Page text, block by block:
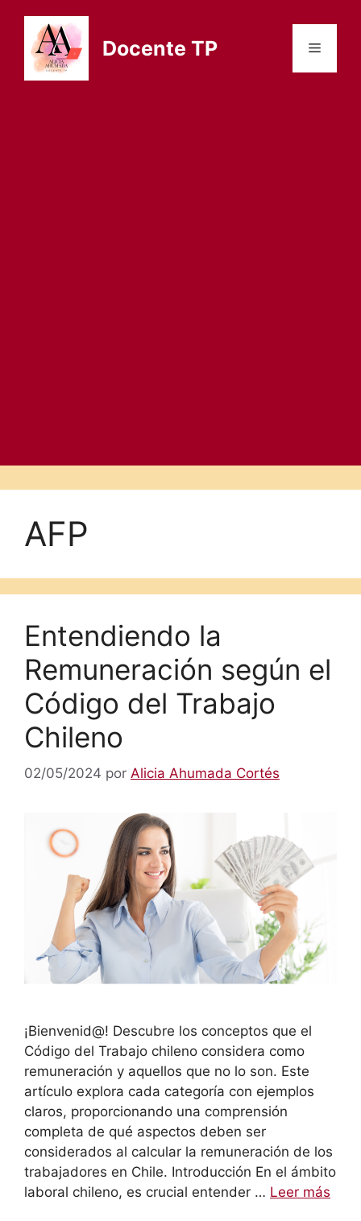
contenido
Docente TP Menú
AFP
Entendiendo la
Remuneración según el
Código del Trabajo
Chileno
02/05/2024 por Alicia Ahumada Cortés
¡Bienvenid@! Descubre los conceptos que el
Código del Trabajo chileno considera como
remuneración y aquellos que no lo son. Este
artículo explora cada categoría con ejemplos
claros, proporcionando una comprensión
completa de qué aspectos deben ser
considerados al calcular la remuneración de los
trabajadores en Chile. Introducción En el ámbito
laboral chileno, es crucial entender … Leer más